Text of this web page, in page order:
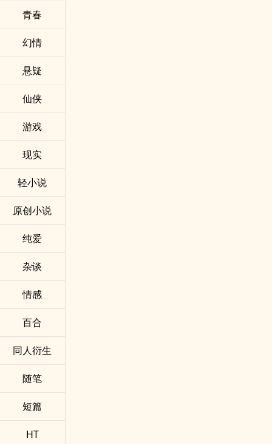
青春
幻情
悬疑
仙侠
游戏
现实
轻小说
原创小说
纯爱
杂谈
情感
百合
同人衍生
随笔
短篇
HT